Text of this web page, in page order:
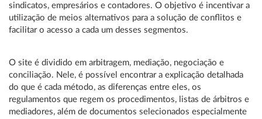
sindicatos, empresários e contadores. O objetivo é incentivar a
utilização de meios alternativos para a solução de conflitos e
facilitar o acesso a cada um desses segmentos.
O site é dividido em arbitragem, mediação, negociação e
conciliação. Nele, é possível encontrar a explicação detalhada
do que é cada método, as diferenças entre eles, os
regulamentos que regem os procedimentos, listas de árbitros e
mediadores, além de documentos selecionados especialmente